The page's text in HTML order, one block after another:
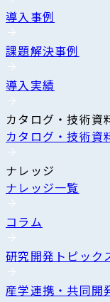
導入事例
課題解決事例
導入実績
カタログ・技術資
カタログ・技術資
ナレッジ
ナレッジ一覧
コラム
研究開発トピック
産学連携・共同開